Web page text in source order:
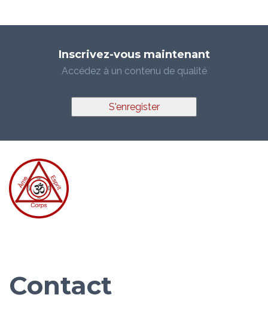
Inscrivez-vous maintenant
Accédez à un contenu de qualité
S'enregister
Contact